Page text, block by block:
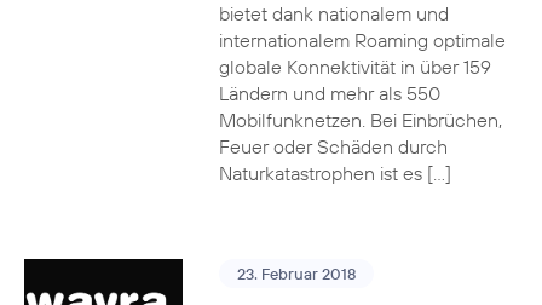
bietet dank nationalem und
internationalem Roaming optimale
globale Konnektivität in über 159
Ländern und mehr als 550
Mobilfunknetzen. Bei Einbrüchen,
Feuer oder Schäden durch
Naturkatastrophen ist es […]
23. Februar 2018